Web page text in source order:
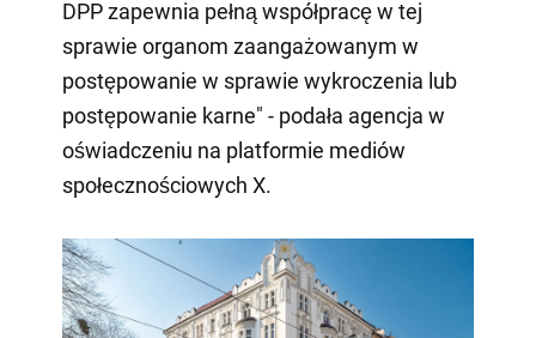
DPP zapewnia pełną współpracę w tej
sprawie organom zaangażowanym w
postępowanie w sprawie wykroczenia lub
postępowanie karne" - podała agencja w
oświadczeniu na platformie mediów
społecznościowych X.